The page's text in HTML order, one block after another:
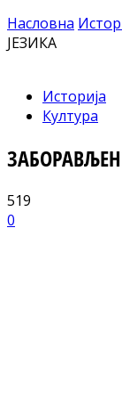
Насловна
ЈЕЗИКА
Историја
Култура
519
0